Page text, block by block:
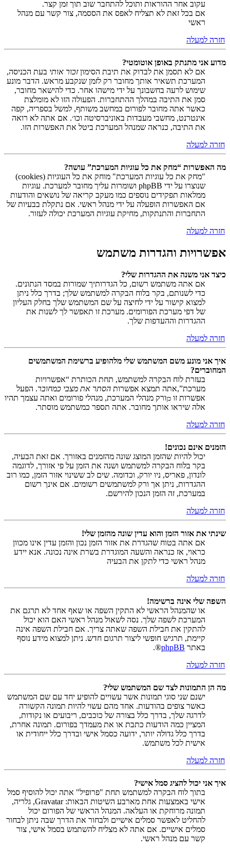
עקוב אחר ההוראות ותוכל להתחבר שוב תוך זמן קצר.
אם בכל זאת לא תצליח לאפס את הססמה, צור קשר עם מנהל
ראשי
חזרה למעלה
מדוע אני מתנתק באופן אוטומטי?
אם לא תסמן את לבדוק את תיבת הסימוןזכור אותי בעת הכניסה,
המערכת תשאיר אותך מחובר רק לזמן שנקבע מראש. הדבר מונע
שימוש לרעה בחשבונך על ידי מישהו אחר. כדי להישאר מחובר,
סמן את התיבה במהלך ההתחברות. הפעולה הזו לא מומלצת
כאשר אתה מחובר לפורום במחשב משותף, למשל בספריה, קפה
אינטרנט, מחשבי מעבדות באוניברסיטה וכו׳. אם אתה לא רואה
את התיבה, כנראה שמנהל המערכת ביטל את האפשרות הזו.
חזרה למעלה
מה האפשרות “מחק את כל עוגיות המערכת” עושה?
"מחק את כל עוגיות המערכת" מוחק את כל העוגיות (cookies)
שנוצרו על ידי phpBB ושומרות עליך מחובר למערכת. עוגיות
ממלאות תפקידים נוספים כמו מעקב קריאה של נושאים והודעות
אם האפשרות הופעלה על ידי מנהל ראשי. אם נתקלת בבעיות של
התחברות והתנתקות, מחיקת עוגיות המערכת יכולה לעזור.
חזרה למעלה
אפשרויות והגדרות משתמש
כיצד אני משנה את ההגדרות שלי?
אם אתה משתמש רשום, כל הגדרותיך שמורות במסד הנתונים.
כדי לשנותם, בקר בלוח הבקרה למשתמש שלך; בדרך כלל ניתן
למצוא קישור על ידי לחיצה על שם המשתמש שלך בחלק העליון
של דפי מערכת הפורומים. מערכת זו תאפשר לך לשנות את
ההגדרות וההעדפות שלך.
חזרה למעלה
איך אני מונע משם המשתמש שלי מלהופיע ברשימת המשתמשים
המחוברים?
בעזרת לוח הבקרה למשתמש, תחת הכותרת “אפשרויות
מערכת”,אתה תמצא אפשרות הסתר את מצבי כמחובר. הפעל
אפשרות זו כןורק מנהלי המערכת, מנהלי פורומים ואתה עצמך תהיו
אלה שיראו אותך מחובר. אתה תספר כמשתמש מוסתר.
חזרה למעלה
הזמנים אינם נכונים!
יכול להיות שהזמן המוצג שונה מהזמנים באזורך. אם זאת הבעיה,
בקר בלוח הבקרה למשתמש ושנה את הזמן על פי אזורך, לדוגמה
לונדון, פאריס, ניו יורק, וכדומה. שים לב ששינוי אזור הזמן, כמו רוב
ההגדרות, ניתן אך ורק למשתמשים רשומים. אם אינך רשום
במערכת, זה הזמן הנכון להירשם.
חזרה למעלה
שינתי את אזור הזמן והוא עדין שונה מהזמן שלי!
אם אתה בטוח שהגדרת את אזור הזמן נכון והזמן עדין אינו מכוון
כראוי, אז כנראה והשעה המוגדרת בשרת אינה נכונה. אנא יידע
מנהל ראשי כדי לתקן את הבעיה
חזרה למעלה
השפה שלי אינה ברשימה!
או שהמנהל הראשי לא התקין השפה או שאף אחד לא תרגם את
המערכת לשפה שלך. נסה לשאול מנהל ראשי האם הוא יכול
להתקין את חבילת השפה שאתה צריך. אם חבילת השפה אינה
קיימת, תרגיש חופשי ליצור תרגום חדש. ניתן למצוא מידע נוסף
באתר phpBB
®.
חזרה למעלה
מה הן התמונות לצד שם המשתמש שלי?
ישנם שני סוגי תמונות אשר עשויים להופיע יחד עם שם המשתמש
כאשר צופים בהודעות. אחד מהם עשוי להיות תמונה הקשורה
לדרגה שלך, בדרך כלל בצורה של כוכבים, ריבועים או נקודות,
המציין כמה הודעות כתבת או את מעמדך בפורום. תמונה אחרת,
בדרך כלל גדולה יותר, ידועה כסמל אישי ובדרך כלל ייחודית או
אישית לכל משתמש.
חזרה למעלה
איך אני יכול להציג סמל אישי?
בתוך לוח הבקרה למשתמש תחת "פרופיל" אתה יכול להוסיף סמל
אישי באמצעות אחת מארבע השיטות הבאות: Gravatar, גלריה,
תמונה מרוחקת או העלאה. המנהל הראשי של הפורום יכול
להחליט לאפשר סמלים אישיים ולבחור את הדרך שבה ניתן לבחור
סמלים אישיים. אם אתה לא מצליח להשתמש בסמל אישי, צור
קשר עם מנהל ראשי.